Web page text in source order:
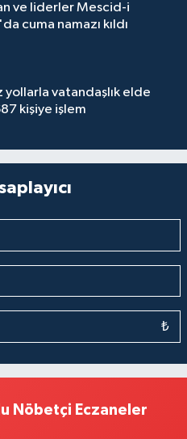
ve liderler Mescid-i
cuma namazı kıldı
yollarla vatandaşlık elde
kişiye işlem
₺
Nöbetçi Eczaneler